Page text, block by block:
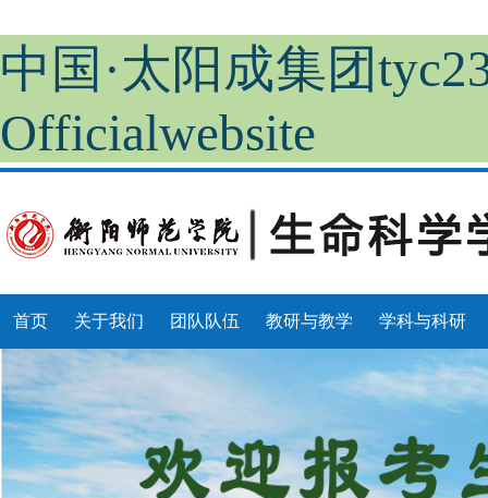
中国·太阳成集团
Officialwebsite
首页 关于我们 团队队伍 教研与教学 学科与科研